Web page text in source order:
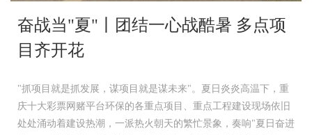
奋战当"夏"丨团结一心战酷暑 多点项
目齐开花
"抓项目就是抓发展，谋项目就是谋未来"。夏日炎炎高温下，重
庆十大彩票网赌平台环保的各重点项目、重点工程建设现场依旧
处处涌动着建设热潮，一派热火朝天的繁忙景象，奏响"夏日奋进